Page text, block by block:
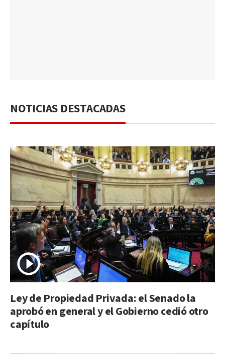
NOTICIAS DESTACADAS
Ley de Propiedad Privada: el Senado la
aprobó en general y el Gobierno cedió otro
capítulo